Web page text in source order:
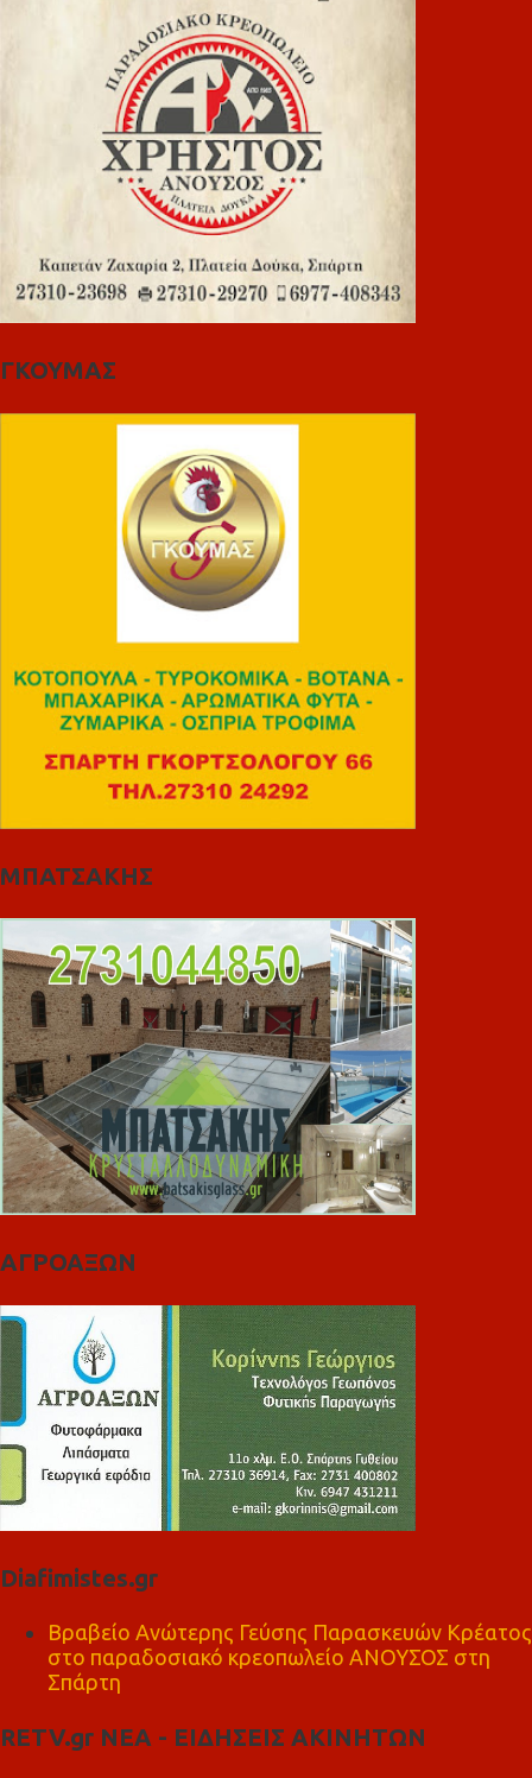
ΓΚΟΥΜΑΣ
ΜΠΑΤΣΑΚΗΣ
ΑΓΡΟΑΞΩΝ
Diafimistes.gr
Βραβείο Ανώτερης Γεύσης Παρασκευών Κρέατος
στο παραδοσιακό κρεοπωλείο ΑΝΟΥΣΟΣ στη
Σπάρτη
RETV.gr ΝΕΑ - ΕΙΔΗΣΕΙΣ ΑΚΙΝΗΤΩΝ